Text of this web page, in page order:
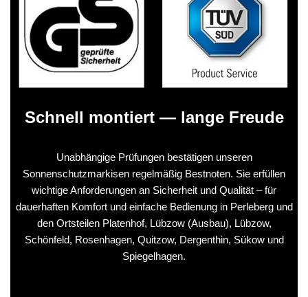
Schnell montiert — lange Freude
Unabhängige Prüfungen bestätigen unseren
Sonnenschutzmarkisen regelmäßig Bestnoten. Sie erfüllen
wichtige Anforderungen an Sicherheit und Qualität – für
dauerhaften Komfort und einfache Bedienung in Perleberg und
den Ortsteilen Platenhof, Lübzow (Ausbau), Lübzow,
Schönfeld, Rosenhagen, Quitzow, Dergenthin, Sükow und
Spiegelhagen.